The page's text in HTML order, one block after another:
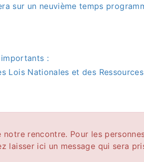
sur un neuvième temps
:
Lois Nationales et des Ressources
rencontre. Pour les
laisser ici un message qui sera